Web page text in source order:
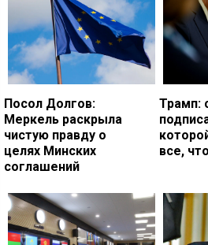
Посол Долгов:
Меркель раскрыла
чистую правду о
целях Минских
соглашений
Трамп:
все,